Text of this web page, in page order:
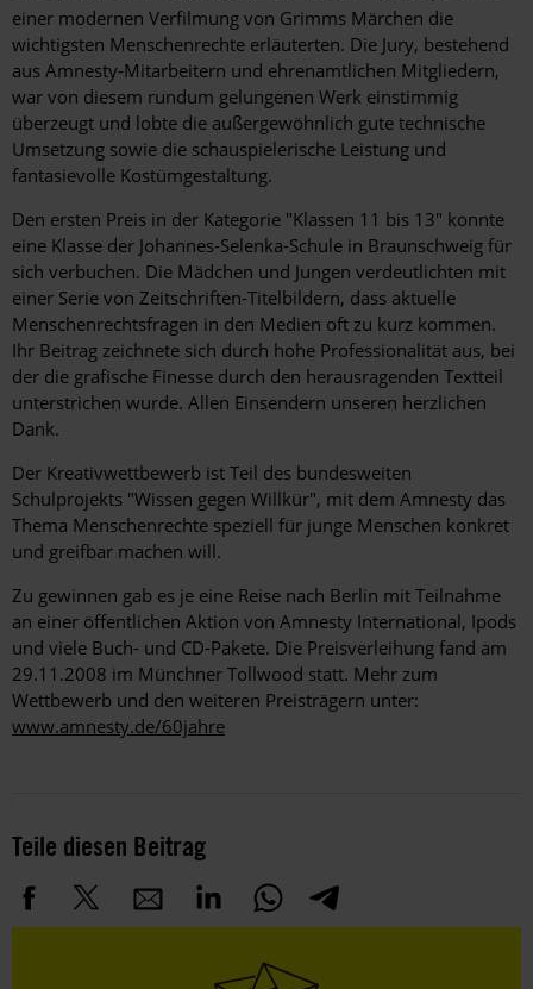
einer modernen Verfilmung von Grimms Märchen die
wichtigsten Menschenrechte erläuterten. Die Jury, bestehend
aus Amnesty-Mitarbeitern und ehrenamtlichen Mitgliedern,
war von diesem rundum gelungenen Werk einstimmig
überzeugt und lobte die außergewöhnlich gute technische
Umsetzung sowie die schauspielerische Leistung und
fantasievolle Kostümgestaltung.
Den ersten Preis in der Kategorie "Klassen 11 bis 13" konnte
eine Klasse der Johannes-Selenka-Schule in Braunschweig für
sich verbuchen. Die Mädchen und Jungen verdeutlichten mit
einer Serie von Zeitschriften-Titelbildern, dass aktuelle
Menschenrechtsfragen in den Medien oft zu kurz kommen.
Ihr Beitrag zeichnete sich durch hohe Professionalität aus, bei
der die grafische Finesse durch den herausragenden Textteil
unterstrichen wurde. Allen Einsendern unseren herzlichen
Dank.
Der Kreativwettbewerb ist Teil des bundesweiten
Schulprojekts "Wissen gegen Willkür", mit dem Amnesty das
Thema Menschenrechte speziell für junge Menschen konkret
und greifbar machen will.
Zu gewinnen gab es je eine Reise nach Berlin mit Teilnahme
an einer öffentlichen Aktion von Amnesty International, Ipods
und viele Buch- und CD-Pakete. Die Preisverleihung fand am
29.11.2008 im Münchner Tollwood statt. Mehr zum
Wettbewerb und den weiteren Preisträgern unter:
www.amnesty.de/60jahre
Teile diesen Beitrag